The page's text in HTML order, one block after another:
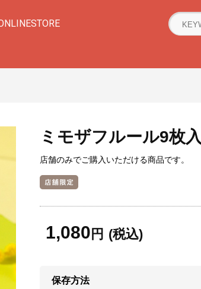
ミモザフルール9枚入
店舗のみでご購入いただける商品です。
1,080 円
保存方法